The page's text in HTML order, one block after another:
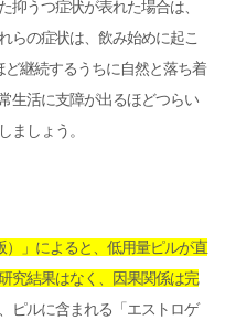
抑うつ症状が表れた場合は、
らの症状は、飲み始めに起こ
継続するうちに自然と落ち着
生活に支障が出るほどつらい
ましょう。
」によると、低用量ピルが直
究結果はなく、因果関係は完
ピルに含まれる「エストロゲ